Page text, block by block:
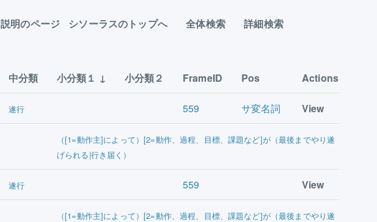
説明のページ シソーラスのトップへ 全体検索 詳細検索
中分類 小分類１ 小分類２ FrameID Pos Actions
遂行 559 サ変名詞 View
（[1=動作主]によって）[2=動作、過程、目標、課題など]が（最後までやり遂
げられる|行き届く）
遂行 559 View
（[1=動作主]によって）[2=動作、過程、目標、課題など]が（最後までやり遂